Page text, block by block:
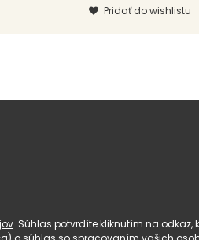
Pridať do wishlistu
. Súhlas potvrdíte kliknutím na odkaz,